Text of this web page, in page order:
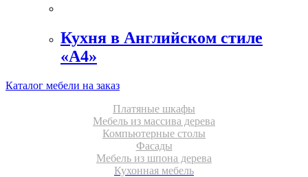
Кухня в Английском стиле
«А4»
Каталог мебели на заказ
Платяные шкафы
Мебель из массива дерева
Компьютерные столы
Фасады
Мебель из шпона дерева
Кухонная мебель